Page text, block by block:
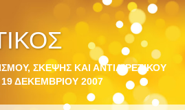
ΣΚΕΨΗΣ ΚΑΙ ΑΝΤΙΑΙΡΕΤΙΚΟΥ
ΔΕΚΕΜΒΡΙΟΥ 2007